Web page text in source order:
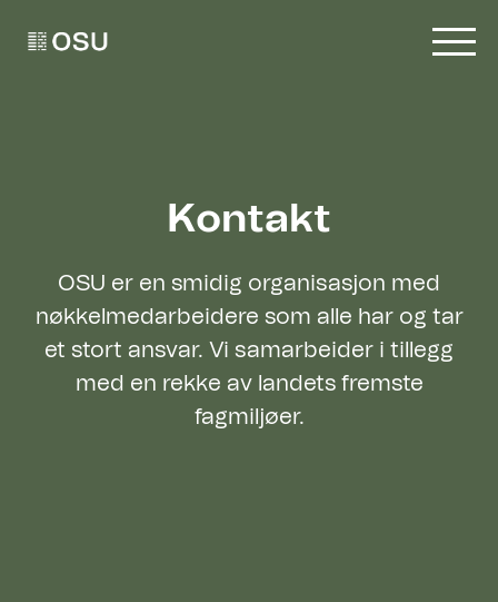
Kontakt
OSU er en smidig organisasjon med
nøkkelmedarbeidere som alle har og tar
et stort ansvar. Vi samarbeider i tillegg
med en rekke av landets fremste
fagmiljøer.